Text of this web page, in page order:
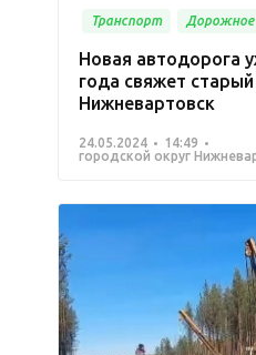
Транспорт Дорожное
Новая автодорога
года свяжет
Нижневартовск
24.05.2024
14:49
городской округ